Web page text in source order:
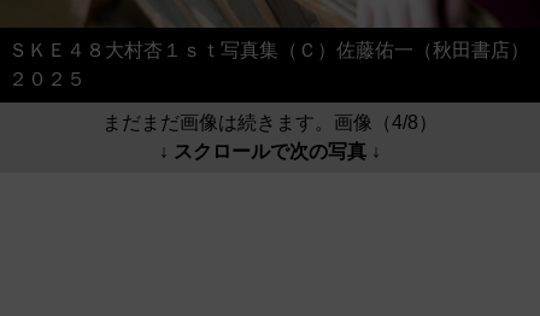
ＳＫＥ４８大村杏１ｓｔ写真集（Ｃ）佐藤佑一（秋田書店）
２０２５
まだまだ画像は続きます。画像（4/8）
↓ スクロールで次の写真 ↓